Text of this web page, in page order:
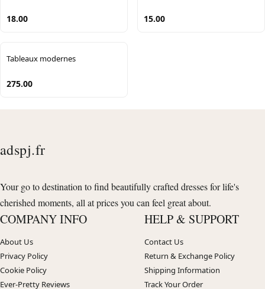
18.00 15.00
Tableaux modernes
275.00
adspj.fr
Your go to destination to find beautifully crafted dresses for life's
cherished moments, all at prices you can feel great about.
COMPANY INFO
About Us
Privacy Policy
Cookie Policy
Ever-Pretty Reviews
HELP & SUPPORT
Contact Us
Return & Exchange Policy
Shipping Information
Track Your Order